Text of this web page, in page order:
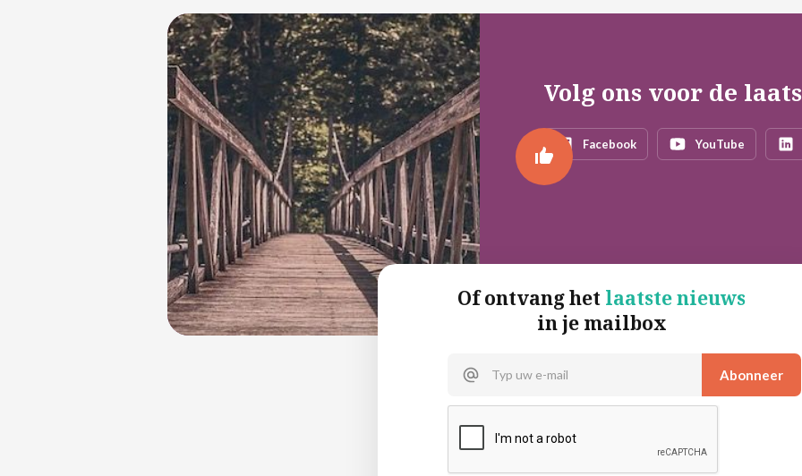
Volg ons voor de
Facebook YouTube
Of ontvang het laatste nieuws
in je mailbox